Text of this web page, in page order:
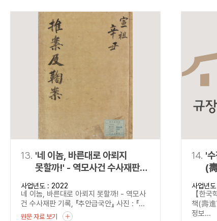
13. '네 이놈, 바른대로 아뢰지
못할까!' - 역모사건 수사재판
기록, 『추안급국안』
사업년도 : 2022
네 이놈, 바른대로 아뢰지 못할까! - 역모사
건 수사재판 기록, 『추안급국안』 사진 : 『...
원문 자료 보기
14. '
(
사업년
【한
책(壽
정보...